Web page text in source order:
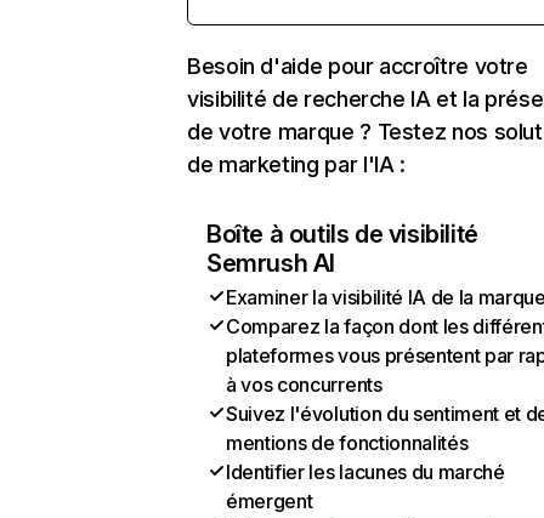
Besoin d'aide pour accroître votre
visibilité de recherche IA et la
de votre marque ? Testez nos
de marketing par l'IA :
Boîte à outils de visibilité
Semrush AI
Examiner la visibilité IA de la
Comparez la façon dont les
plateformes vous présentent par
à vos concurrents
Suivez l'évolution du sentiment et
mentions de fonctionnalités
Identifier les lacunes du marché
émergent